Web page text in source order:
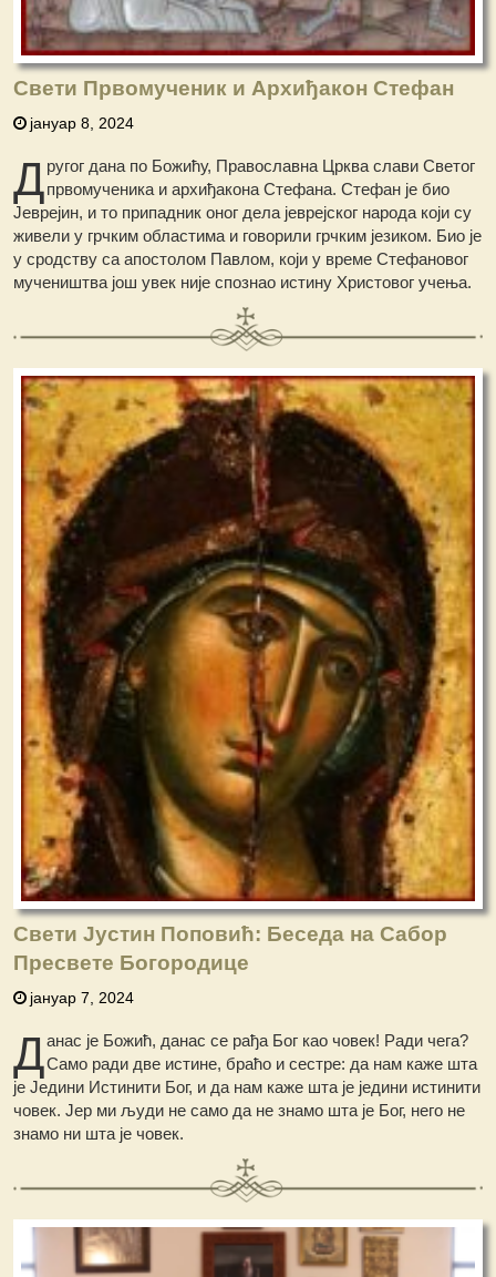
Свети Првомученик и Архиђакон Стефан
јануар 8, 2024
Другог дана по Божићу, Православна Црква слави Светог
првомученика и архиђакона Стефана. Стефан је био
Јеврејин, и то припадник оног дела јеврејског народа који су
живели у грчким областима и говорили грчким језиком. Био је
у сродству са апостолом Павлом, који у време Стефановог
мучеништва још увек није спознао истину Христовог учења.
Свети Јустин Поповић: Беседа на Сабор
Пресвете Богородице
јануар 7, 2024
Данас је Божић, данас се рађа Бог као човек! Ради чега?
Само ради две истине, браћо и сестре: да нам каже шта
је Једини Истинити Бог, и да нам каже шта је једини истинити
човек. Јер ми људи не само да не знамо шта је Бог, него не
знамо ни шта је човек.